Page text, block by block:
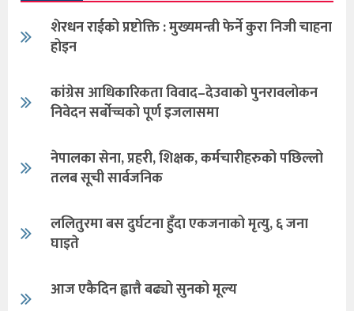
शेरधन राईको प्रष्टोक्ति : मुख्यमन्त्री फेर्ने कुरा निजी चाहना
होइन
कांग्रेस आधिकारिकता विवाद–देउवाको पुनरावलोकन
निवेदन सर्बोच्चको पूर्ण इजलासमा
नेपालका सेना, प्रहरी, शिक्षक, कर्मचारीहरुको पछिल्लो
तलब सूची सार्वजनिक
ललितुरमा बस दुर्घटना हुँदा एकजनाको मृत्यु, ६ जना
घाइते
आज एकैदिन ह्वात्तै बढ्यो सुनको मूल्य